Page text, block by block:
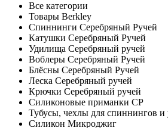
Все категории
Товары Berkley
Спиннинги Серебряный Ручей
Катушки Серебряный Ручей
Удилища Серебряный ручей
Воблеры Серебряный Ручей
Блёсны Серебряный Ручей
Леска Серебряный ручей
Крючки Серебряный ручей
Силиконовые приманки СР
Тубусы, чехлы для спиннингов
Силикон Микроджиг